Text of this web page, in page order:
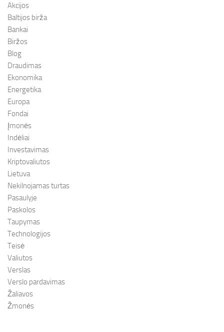
Akcijos
Baltijos birža
Bankai
Biržos
Blog
Draudimas
Ekonomika
Energetika
Europa
Fondai
Įmonės
Indėliai
Investavimas
Kriptovaliutos
Lietuva
Nekilnojamas turtas
Pasaulyje
Paskolos
Taupymas
Technologijos
Teisė
Valiutos
Verslas
Verslo pardavimas
Žaliavos
Žmonės